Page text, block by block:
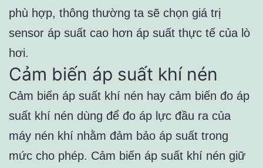
phù hợp, thông thường ta sẽ chọn giá trị
sensor áp suất cao hơn áp suất thực tế của lò
hơi.
Cảm biến áp suất khí nén
Cảm biến áp suất khí nén hay cảm biến đo áp
suất khí nén dùng để đo áp lực đầu ra của
máy nén khí nhằm đảm bảo áp suất trong
mức cho phép. Cảm biến áp suất khí nén giữ